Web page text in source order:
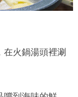
在火鍋湯頭裡涮